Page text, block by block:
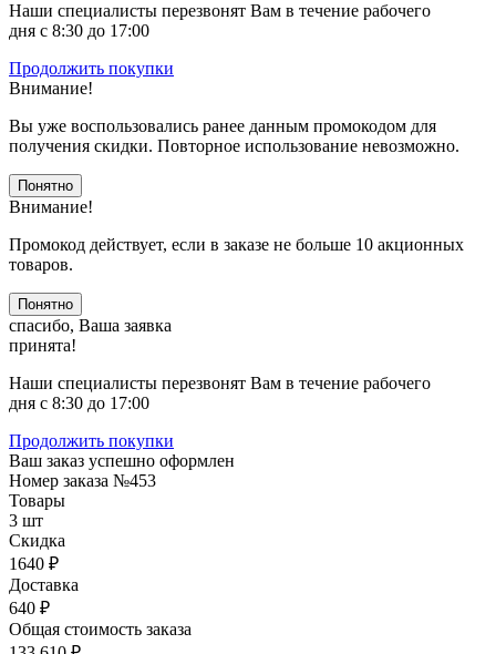
Наши специалисты перезвонят Вам в течение рабочего
дня с 8:30 до 17:00
Продолжить покупки
Внимание!
Вы уже воспользовались ранее данным промокодом для
получения скидки. Повторное использование невозможно.
Понятно
Внимание!
Промокод действует, если в заказе не больше 10 акционных
товаров.
Понятно
спасибо, Ваша заявка
принята!
Наши специалисты перезвонят Вам в течение рабочего
дня с 8:30 до 17:00
Продолжить покупки
Ваш заказ успешно оформлен
Номер заказа №453
Товары
3 шт
Скидка
1640 ₽
Доставка
640 ₽
Общая стоимость заказа